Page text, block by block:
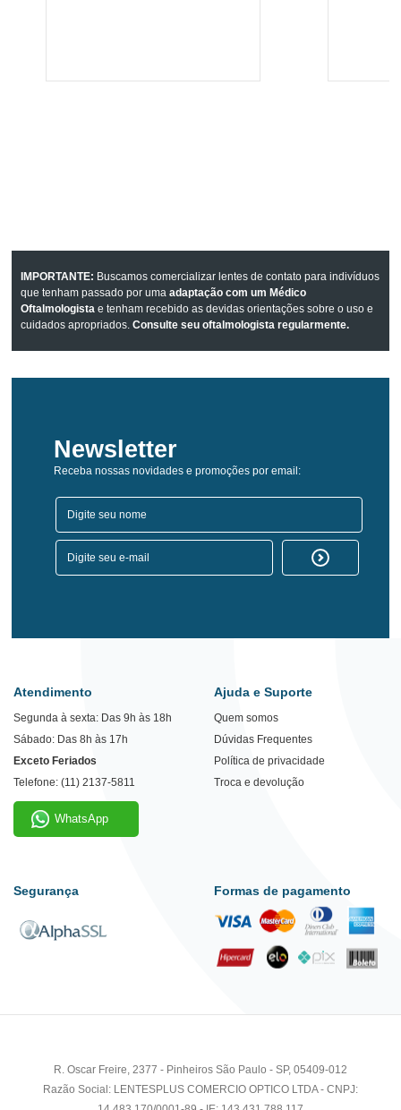
IMPORTANTE: Buscamos comercializar lentes de contato para indivíduos
que tenham passado por umaadaptação com um Médico
Oftalmologista e tenham recebido as devidas orientações sobre o uso e
cuidados apropriados.Consulte seu oftalmologista regularmente.
Newsletter
Receba nossas novidades e promoções por email:
Atendimento
Segunda à sexta: Das 9h às 18h
Sábado: Das 8h às 17h
Exceto Feriados
Telefone: (11) 2137-5811
WhatsApp
Ajuda e Suporte
Quem somos
Dúvidas Frequentes
Política de privacidade
Troca e devolução
Segurança Formas de pagamento
R. Oscar Freire, 2377 - Pinheiros São Paulo - SP, 05409-012
Razão Social: LENTESPLUS COMERCIO OPTICO LTDA - CNPJ: